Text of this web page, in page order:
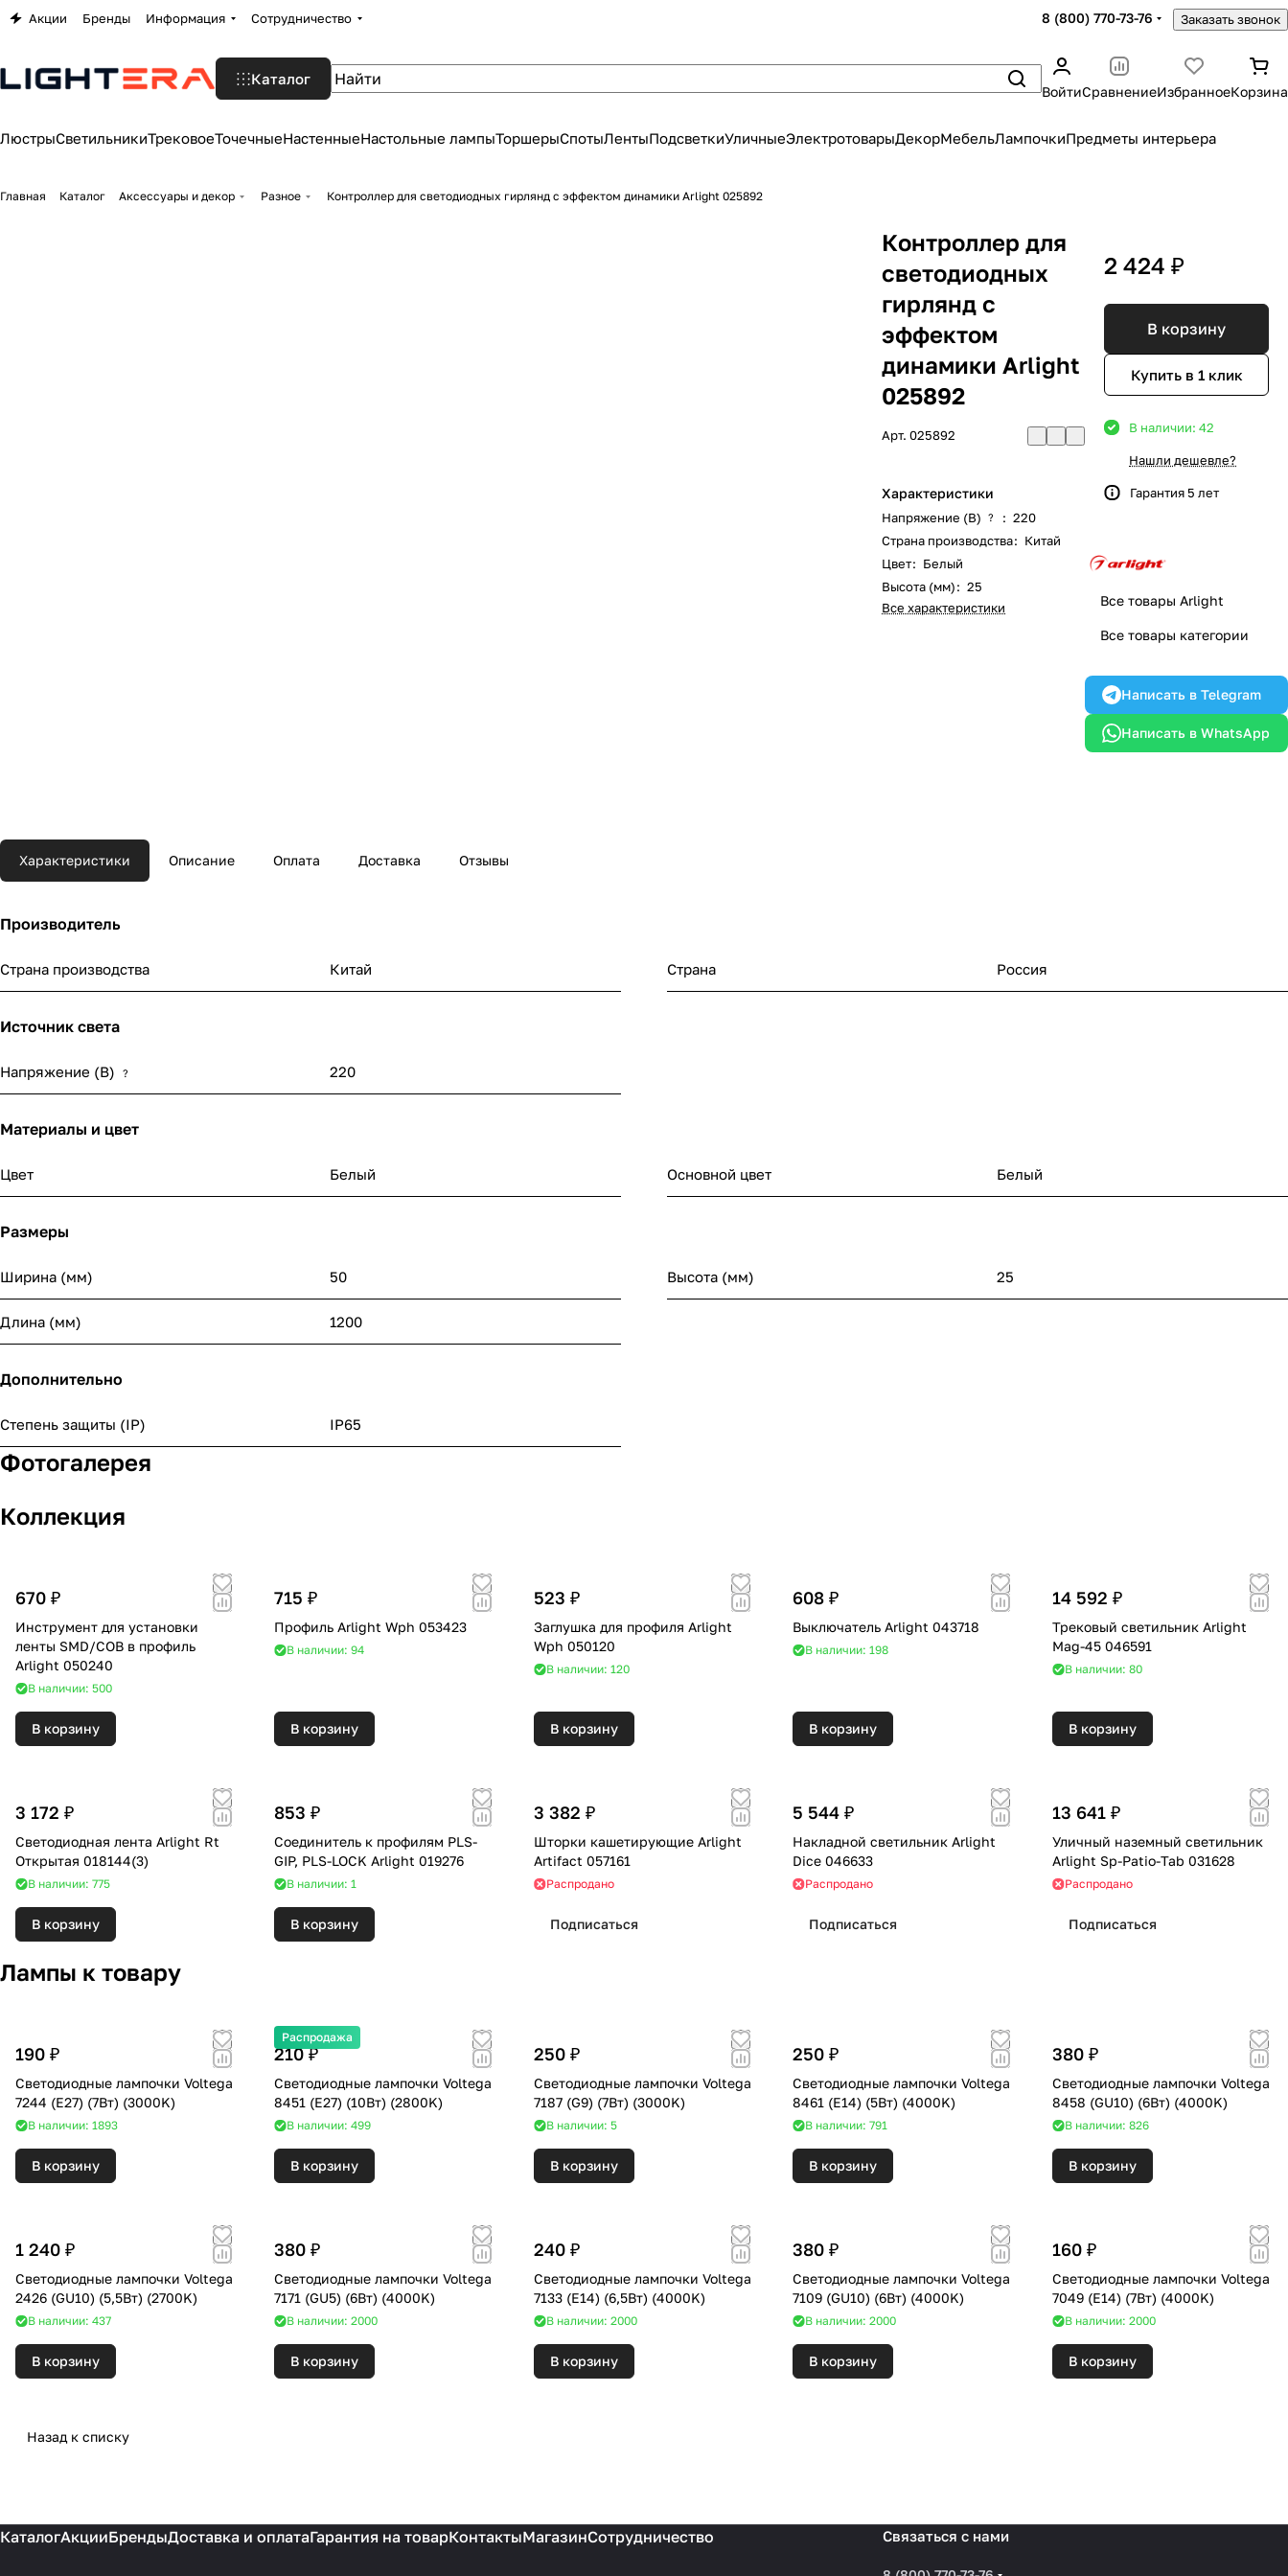
Акции Бренды Информация Сотрудничество 8 (800) 770-73-76 Заказать звонок
Каталог
ВойтиСравнениеИзбранноеКорзина
ЛюстрыСветильникиТрековоеТочечныеНастенныеНастольные лампыТоршерыСпотыЛентыПодсветкиУличныеЭлектротоварыДекорМебельЛампочкиПредметы интерьера
Главная Каталог Аксессуары и декор Разное Контроллер для светодиодных гирлянд с эффектом динамики Arlight 025892
Контроллер для
светодиодных
гирлянд с
эффектом
динамики Arlight
025892
Арт. 025892
Характеристики
Напряжение (В) ? : 220
Страна производства: Китай
Цвет: Белый
Высота (мм): 25
Все характеристики
2 424 ₽
В корзину
Купить в 1 клик
В наличии: 42
Нашли дешевле?
Гарантия 5 лет
Все товары Arlight
Все товары категории
Написать в Telegram
Написать в WhatsApp
Характеристики Описание Оплата Доставка Отзывы
Производитель
Страна производства Китай Страна Россия
Источник света
Напряжение (В) ? 220
Материалы и цвет
Цвет Белый Основной цвет Белый
Размеры
Ширина (мм) 50 Высота (мм) 25
Длина (мм) 1200
Дополнительно
Степень защиты (IP) IP65
Фотогалерея
Коллекция
670 ₽
Инструмент для установки
ленты SMD/COB в профиль
Arlight 050240
В наличии: 500
В корзину
715 ₽
Профиль Arlight Wph 053423
В наличии: 94
В корзину
523 ₽
Заглушка для профиля Arlight
Wph 050120
В наличии: 120
В корзину
608 ₽
Выключатель Arlight 043718
В наличии: 198
В корзину
14 592 ₽
Трековый светильник Arlight
Mag-45 046591
В наличии: 80
В корзину
3 172 ₽
Светодиодная лента Arlight Rt
Открытая 018144(3)
В наличии: 775
В корзину
853 ₽
Соединитель к профилям PLS-
GIP, PLS-LOCK Arlight 019276
В наличии: 1
В корзину
3 382 ₽
Шторки кашетирующие Arlight
Artifact 057161
Распродано
Подписаться
5 544 ₽
Накладной светильник Arlight
Dice 046633
Распродано
Подписаться
13 641 ₽
Уличный наземный светильник
Arlight Sp-Patio-Tab 031628
Распродано
Подписаться
Лампы к товару
190 ₽
Светодиодные лампочки Voltega
7244 (E27) (7Вт) (3000K)
В наличии: 1893
В корзину
Распродажа
210 ₽
Светодиодные лампочки Voltega
8451 (E27) (10Вт) (2800K)
В наличии: 499
В корзину
250 ₽
Светодиодные лампочки Voltega
7187 (G9) (7Вт) (3000K)
В наличии: 5
В корзину
250 ₽
Светодиодные лампочки Voltega
8461 (E14) (5Вт) (4000K)
В наличии: 791
В корзину
380 ₽
Светодиодные лампочки Voltega
8458 (GU10) (6Вт) (4000K)
В наличии: 826
В корзину
1 240 ₽
Светодиодные лампочки Voltega
2426 (GU10) (5,5Вт) (2700K)
В наличии: 437
В корзину
380 ₽
Светодиодные лампочки Voltega
7171 (GU5) (6Вт) (4000K)
В наличии: 2000
В корзину
240 ₽
Светодиодные лампочки Voltega
7133 (E14) (6,5Вт) (4000K)
В наличии: 2000
В корзину
380 ₽
Светодиодные лампочки Voltega
7109 (GU10) (6Вт) (4000K)
В наличии: 2000
В корзину
160 ₽
Светодиодные лампочки Voltega
7049 (E14) (7Вт) (4000K)
В наличии: 2000
В корзину
Назад к списку
КаталогАкцииБрендыДоставка и оплатаГарантия на товарКонтактыМагазинСотрудничество Связаться с нами